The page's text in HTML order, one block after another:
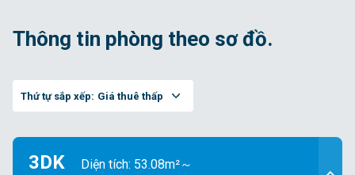
Thông tin phòng theo sơ đồ.
Thứ tự sắp xếp: Giá thuê thấp
3DK Diện tích: 53.08m²～